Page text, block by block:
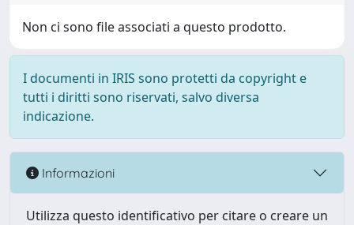
Non ci sono file associati a questo prodotto.
I documenti in IRIS sono protetti da copyright e
tutti i diritti sono riservati, salvo diversa
indicazione.
Informazioni
Utilizza questo identificativo per citare o creare un